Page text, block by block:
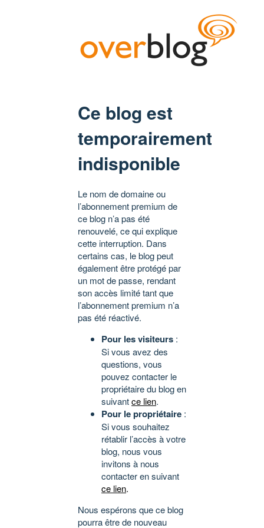
Ce blog est
temporairement
indisponible
Le nom de domaine ou
l’abonnement premium de
ce blog n’a pas été
renouvelé, ce qui explique
cette interruption. Dans
certains cas, le blog peut
également être protégé par
un mot de passe, rendant
son accès limité tant que
l’abonnement premium n’a
pas été réactivé.
Pour les visiteurs :
Si vous avez des
questions, vous
pouvez contacter le
propriétaire du blog en
suivantce lien.
Pour le propriétaire :
Si vous souhaitez
rétablir l’accès à votre
blog, nous vous
invitons à nous
contacter en suivant
ce lien.
Nous espérons que ce blog
pourra être de nouveau